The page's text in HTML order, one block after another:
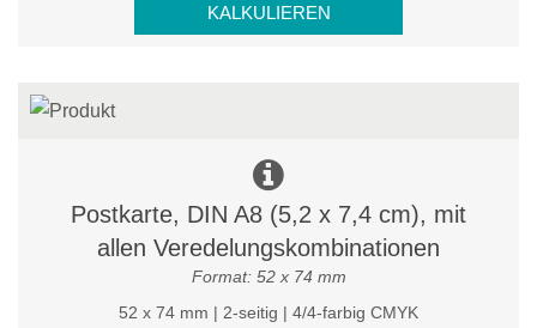
KALKULIEREN
Postkarte, DIN A8 (5,2 x 7,4 cm), mit
allen Veredelungskombinationen
Format: 52 x 74 mm
52 x 74 mm | 2-seitig | 4/4-farbig CMYK